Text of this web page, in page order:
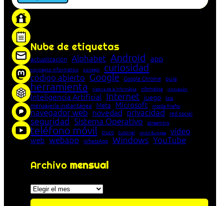
Nube de etiquetas
actualización Alphabet Android app
concepto informático consejo curiosidad
código abierto Google Google Chrome guía
herramienta historia de la Informática Informática innovación
Inteligencia Artificial Internet juego lista
mensajería instantánea Meta Microsoft Mozilla Firefox
navegador web novedad privacidad red social
seguridad Sistema Operativo streaming
teléfono móvil truco tutorial Unión Europea vídeo
web webapp WhatsApp Windows YouTube
Archivo mensual
Archivos